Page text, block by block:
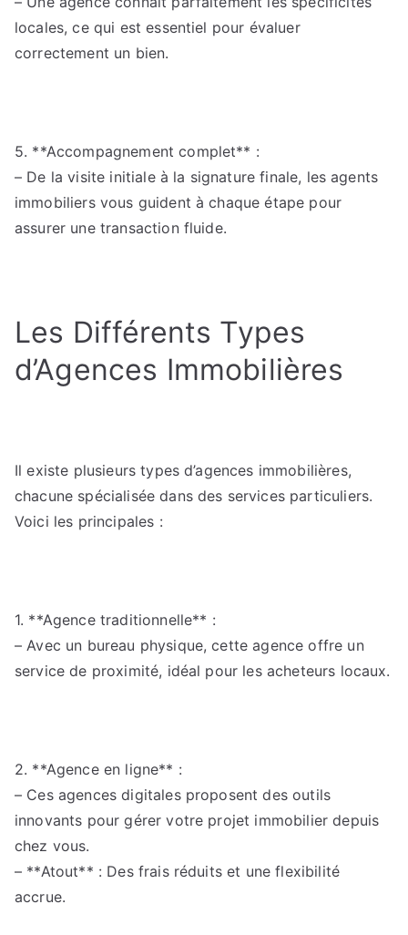
locales, ce qui est essentiel pour évaluer
correctement un bien.
5. **Accompagnement complet** :
– De la visite initiale à la signature finale, les agents
immobiliers vous guident à chaque étape pour
assurer une transaction fluide.
Les Différents Types
d’Agences Immobilières
Il existe plusieurs types d’agences immobilières,
chacune spécialisée dans des services particuliers.
Voici les principales :
1. **Agence traditionnelle** :
– Avec un bureau physique, cette agence offre un
service de proximité, idéal pour les acheteurs locaux.
2. **Agence en ligne** :
– Ces agences digitales proposent des outils
innovants pour gérer votre projet immobilier depuis
chez vous.
– **Atout** : Des frais réduits et une flexibilité
accrue.